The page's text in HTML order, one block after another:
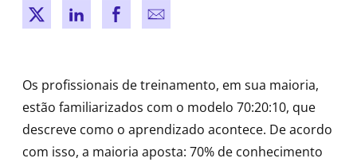
New windowNew window
New windowNew window
Os profissionais de treinamento, em sua maioria,
estão familiarizados com o modelo 70:20:10, que
descreve como o aprendizado acontece. De acordo
com isso, a maioria aposta: 70% de conhecimento